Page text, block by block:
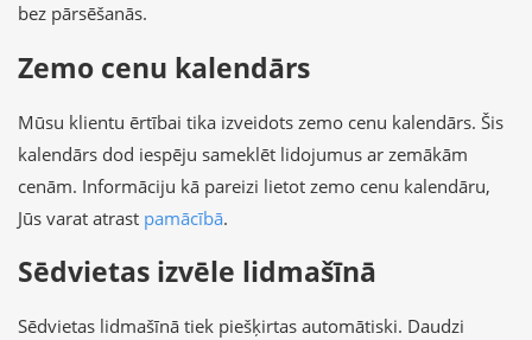
bez pārsēšanās.
Zemo cenu kalendārs
Mūsu klientu ērtībai tika izveidots zemo cenu kalendārs. Šis
kalendārs dod iespēju sameklēt lidojumus ar zemākām
cenām. Informāciju kā pareizi lietot zemo cenu kalendāru,
Jūs varat atrast pamācībā.
Sēdvietas izvēle lidmašīnā
Sēdvietas lidmašīnā tiek piešķirtas automātiski. Daudzi